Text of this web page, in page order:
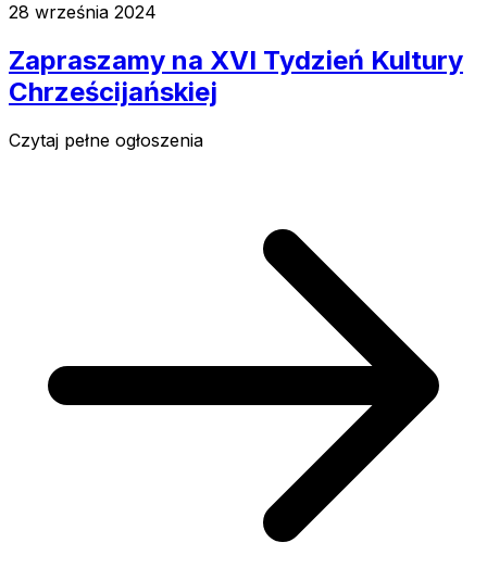
28 września 2024
Zapraszamy na XVI Tydzień Kultury
Chrześcijańskiej
Czytaj pełne ogłoszenia